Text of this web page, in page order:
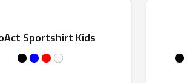
Sportshirt Kids